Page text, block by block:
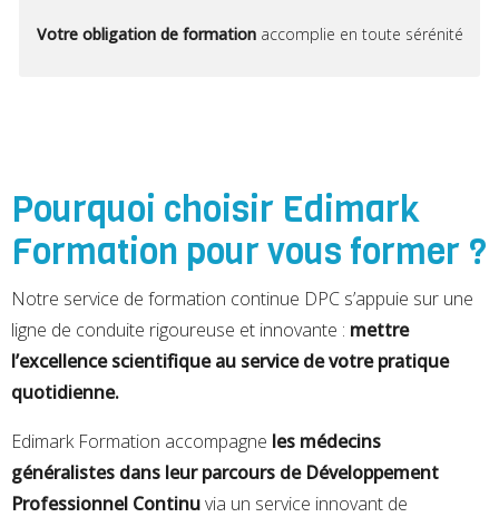
Votre obligation de formation accomplie en toute sérénité
Pourquoi choisir Edimark
Formation pour vous former ?
Notre service de formation continue DPC s’appuie sur une
ligne de conduite rigoureuse et innovante : mettre
l’excellence scientifique au service de votre pratique
quotidienne.
Edimark Formation accompagne les médecins
généralistes dans leur parcours de Développement
Professionnel Continuvia un service innovant de